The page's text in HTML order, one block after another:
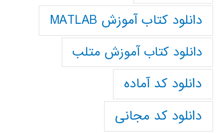
دانلود کتاب آموزش MATLAB
دانلود کتاب آموزش متلب
دانلود کد آماده
دانلود کد مجانی